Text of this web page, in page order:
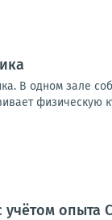
В одном зале
физическую
учётом опыта